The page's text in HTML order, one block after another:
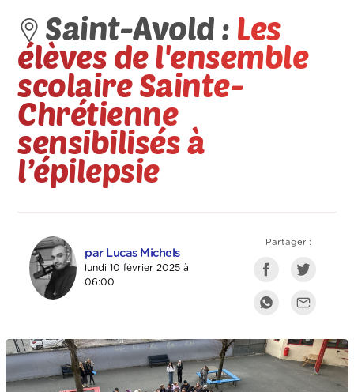
Saint-Avold : Les
élèves de l'ensemble
scolaire Sainte-
Chrétienne
sensibilisés à
l’épilepsie
par Lucas Michels
lundi 10 février 2025 à
06:00
Partager :